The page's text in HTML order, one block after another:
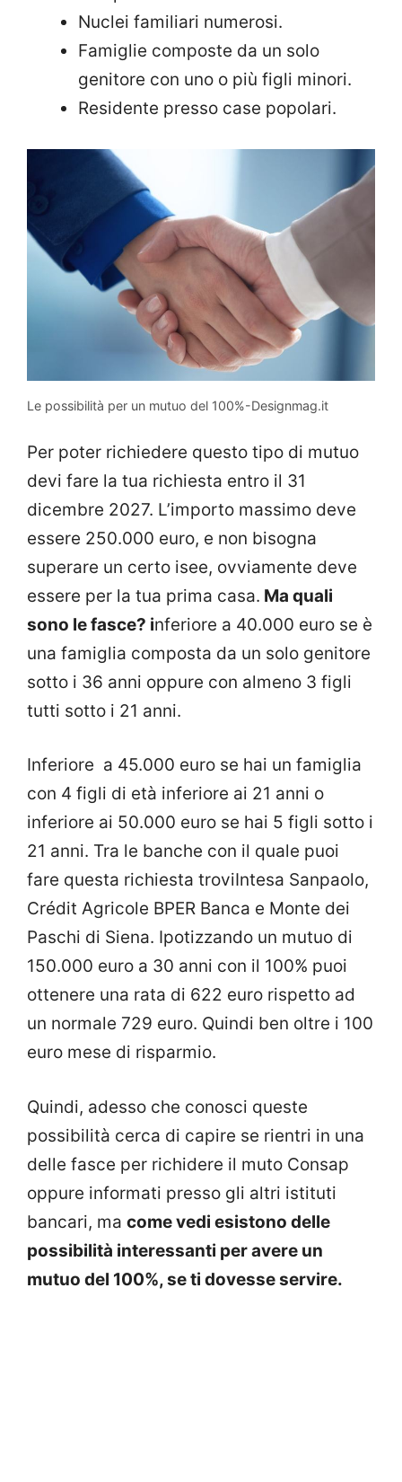
Nuclei familiari numerosi.
Famiglie composte da un solo
genitore con uno o più figli minori.
Residente presso case popolari.
Le possibilità per un mutuo del 100%-Designmag.it
Per poter richiedere questo tipo di mutuo
devi fare la tua richiesta entro il 31
dicembre 2027. L’importo massimo deve
essere 250.000 euro, e non bisogna
superare un certo isee, ovviamente deve
essere per la tua prima casa. Ma quali
sono le fasce? inferiore a 40.000 euro se è
una famiglia composta da un solo genitore
sotto i 36 anni oppure con almeno 3 figli
tutti sotto i 21 anni.
Inferiore a 45.000 euro se hai un famiglia
con 4 figli di età inferiore ai 21 anni o
inferiore ai 50.000 euro se hai 5 figli sotto i
21 anni. Tra le banche con il quale puoi
fare questa richiesta troviIntesa Sanpaolo,
Crédit Agricole BPER Banca e Monte dei
Paschi di Siena. Ipotizzando un mutuo di
150.000 euro a 30 anni con il 100% puoi
ottenere una rata di 622 euro rispetto ad
un normale 729 euro. Quindi ben oltre i 100
euro mese di risparmio.
Quindi, adesso che conosci queste
possibilità cerca di capire se rientri in una
delle fasce per richidere il muto Consap
oppure informati presso gli altri istituti
bancari, ma come vedi esistono delle
possibilità interessanti per avere un
mutuo del 100%, se ti dovesse servire.